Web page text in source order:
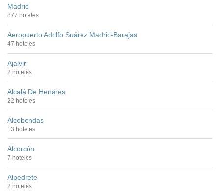
Madrid
877 hoteles
Aeropuerto Adolfo Suárez Madrid-Barajas
47 hoteles
Ajalvir
2 hoteles
Alcalá De Henares
22 hoteles
Alcobendas
13 hoteles
Alcorcón
7 hoteles
Alpedrete
2 hoteles